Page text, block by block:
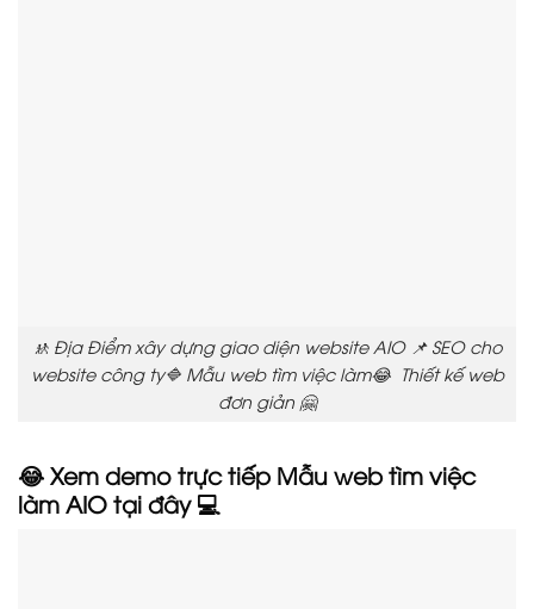
🚸 Địa Điểm xây dựng giao diện website AIO 📌 SEO cho
website công ty🔷 Mẫu web tìm việc làm😂 Thiết kế web
đơn giản 🤗
😂 Xem demo trực tiếp Mẫu web tìm việc
làm AIO tại đây 💻